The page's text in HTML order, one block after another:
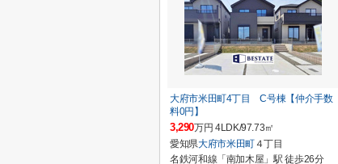
大府市米田町4丁目 C号棟【仲介手数
料0円】
3,290万円 4LDK/97.73㎡
愛知県大府市米田町４丁目
名鉄河和線「南加木屋」駅 徒歩26分